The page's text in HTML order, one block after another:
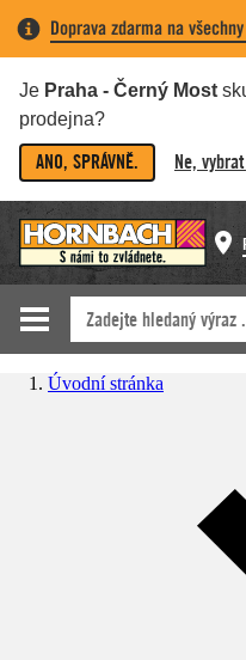
Doprava zdarma na
Je Praha - Černý Most
prodejna?
ANO, SPRÁVNĚ. Ne,
Úvodní stránka